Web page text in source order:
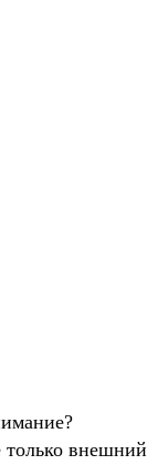
внешний